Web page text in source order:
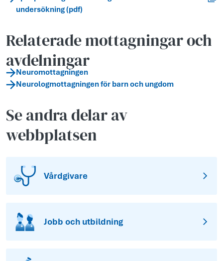
undersökning (pdf)
Relaterade mottagningar och
avdelningar
Neuromottagningen
Neurologmottagningen för barn och ungdom
Se andra delar av
webbplatsen
Vårdgivare
Jobb och utbildning